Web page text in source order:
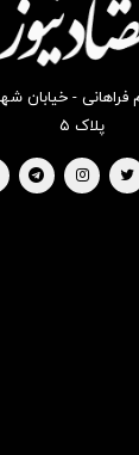
فراهانی -
پلاک ۵